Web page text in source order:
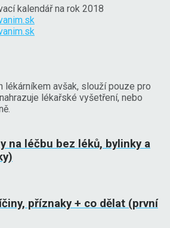
kalendář na rok 2018
lékárníkem avšak, slouží pouze pro
lékařské vyšetření, nebo
na léčbu bez léků, bylinky a
příznaky + co dělat (první